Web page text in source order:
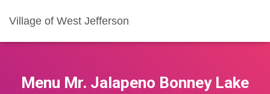
Village of West Jefferson
Menu Mr. Jalapeno Bonney Lake